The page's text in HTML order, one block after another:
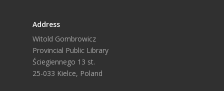
Address
Witold Gombrowicz
Provincial Public Library
Ściegiennego 13 st.
25-033 Kielce, Poland